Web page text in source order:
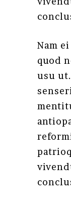
Nam
quod
usu